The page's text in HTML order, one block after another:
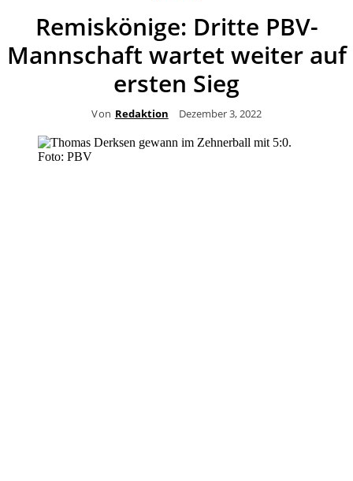
Remiskönige: Dritte PBV-
Mannschaft wartet weiter auf
ersten Sieg
Von Redaktion Dezember 3, 2022